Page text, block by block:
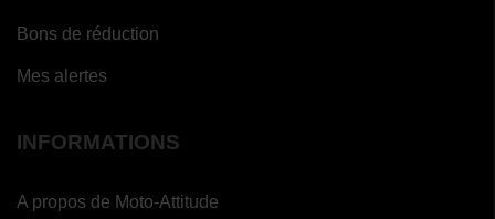
Bons de réduction
Mes alertes
INFORMATIONS
A propos de Moto-Attitude